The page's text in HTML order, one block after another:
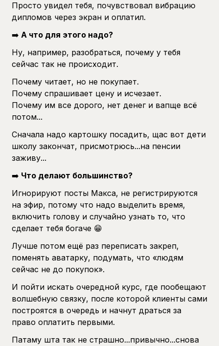
Просто увидел тебя, почувствовал вибрацию
дипломов через экран и оплатил.
➡️ А что для этого надо?
Ну, например, разобраться, почему у тебя
сейчас так не происходит.
Почему читает, но не покупает.
Почему спрашивает цену и исчезает.
Почему им все дорого, нет денег и вапще всё
потом...
Сначала надо картошку посадить, щас вот дети
школу закончат, присмотрюсь...на пенсии
заживу...
➡️ Что делают большинство?
Игнорируют посты Макса, не регистрируются
на эфир, потому что надо выделить время,
включить голову и случайно узнать то, что
сделает тебя богаче 😁
Лучше потом ещё раз переписать закреп,
поменять аватарку, подумать, что «людям
сейчас не до покупок».
И пойти искать очередной курс, где пообещают
волшебную связку, после которой клиенты сами
построятся в очередь и начнут драться за
право оплатить первыми.
Патаму шта так не страшно...привычно...снова